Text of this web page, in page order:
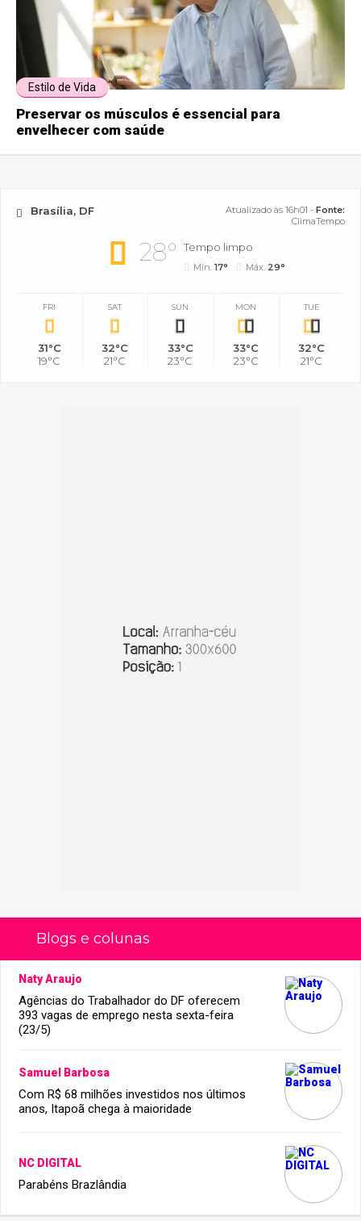
Estilo de Vida
Preservar os músculos é essencial para
envelhecer com saúde
Brasília, DF Atualizado às 16h01 - Fonte:
ClimaTempo
28° Tempo limpo
Mín.17° Máx. 29°
FRI
31°C
19°C
SAT
32°C
21°C
SUN
33°C
23°C
MON
33°C
23°C
TUE
32°C
21°C
Blogs e colunas
Naty Araujo
Agências do Trabalhador do DF oferecem
393 vagas de emprego nesta sexta-feira
(23/5)
Samuel Barbosa
Com R$ 68 milhões investidos nos últimos
anos, Itapoã chega à maioridade
NC DIGITAL
Parabéns Brazlândia